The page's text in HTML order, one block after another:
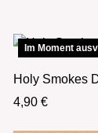
Im Moment
Holy Smokes
4,90 €